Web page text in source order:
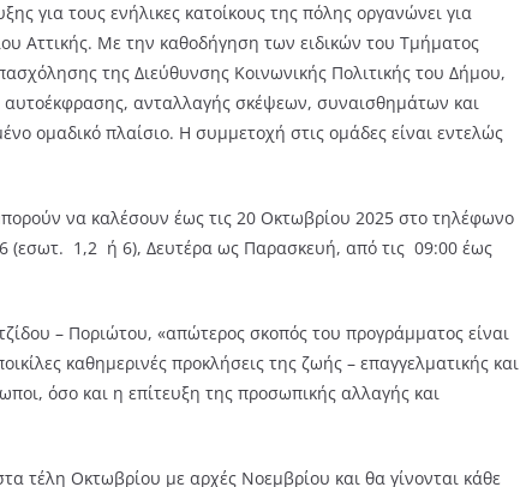
για τους ενήλικες κατοίκους της πόλης οργανώνει για
Αττικής. Με την καθοδήγηση των ειδικών του Τμήματος
της Διεύθυνσης Κοινωνικής Πολιτικής του Δήμου,
αυτοέκφρασης, ανταλλαγής σκέψεων, συναισθημάτων και
ομαδικό πλαίσιο. Η συμμετοχή στις ομάδες είναι εντελώς
να καλέσουν έως τις 20 Οκτωβρίου 2025 στο τηλέφωνο
(εσωτ. 1,2 ή 6), Δευτέρα ως Παρασκευή, από τις 09:00 έως
– Ποριώτου, «απώτερος σκοπός του προγράμματος είναι
καθημερινές προκλήσεις της ζωής – επαγγελματικής και
όσο και η επίτευξη της προσωπικής αλλαγής και
τέλη Οκτωβρίου με αρχές Νοεμβρίου και θα γίνονται κάθε